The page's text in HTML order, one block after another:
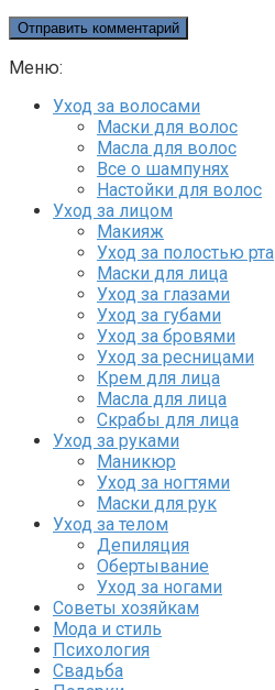
Меню:
Уход за волосами
Маски для волос
Масла для волос
Все о шампунях
Настойки для волос
Уход за лицом
Макияж
Уход за полостью рта
Маски для лица
Уход за глазами
Уход за губами
Уход за бровями
Уход за ресницами
Крем для лица
Масла для лица
Скрабы для лица
Уход за руками
Маникюр
Уход за ногтями
Маски для рук
Уход за телом
Депиляция
Обертывание
Уход за ногами
Советы хозяйкам
Мода и стиль
Психология
Свадьба